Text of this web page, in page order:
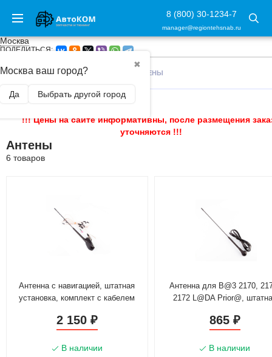
8 (800) 30-1234-7
manager@regiontehsnab.ru
Москва
✖
Москва ваш город?
Да Выбрать другой город
ПОДЕЛИТЬСЯ:
ГЛАВНАЯ / АВТОАКСЕССУАРЫ АНТЕНЫ
!!! Цены на сайте информативны, после размещения
уточняются !!!
Антены
6 товаров
Антенна с навигацией, штатная
установка, комплект с кабелем
Prior@ (2170-7903070)
2 150 ₽
В наличии
Антенна для B@3 2170,
2172 L@DA Prior@,
(2170-7903010)
865 ₽
В наличии